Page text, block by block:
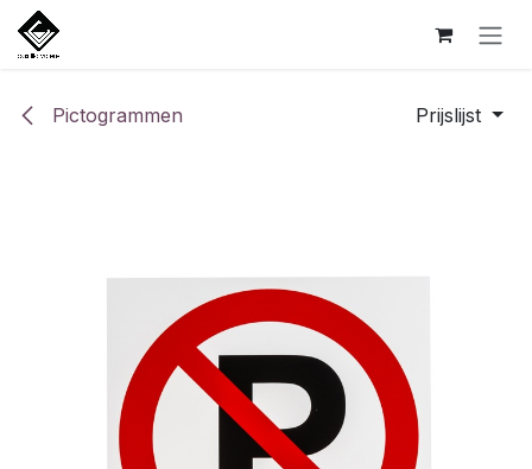
Overslaan naar inhoud
Pictogrammen Prijslijst